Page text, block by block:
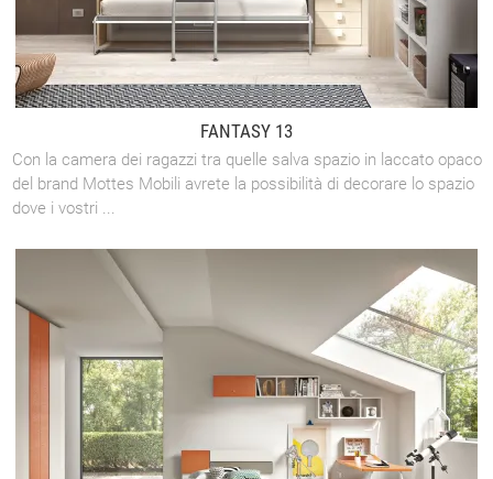
FANTASY 13
Con la camera dei ragazzi tra quelle salva spazio in laccato opaco
del brand Mottes Mobili avrete la possibilità di decorare lo spazio
dove i vostri ...